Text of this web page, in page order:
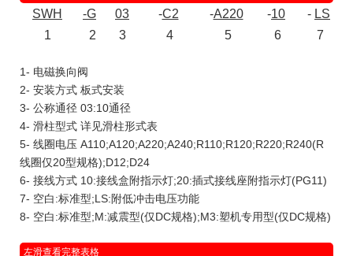
SWH -G 03 -C2 -A220 -10 - LS
1
2 3 4 5 6 7
1- 电磁换向阀
2- 安装方式 板式安装
3- 公称通径 03:10通径
4- 滑柱型式 详见滑柱形式表
5- 线圈电压 A110;A120;A220;A240;R110;R120;R220;R240(R
线圈仅20型规格);D12;D24
6- 接线方式 10:接线盒附指示灯;20:插式接线座附指示灯(PG11)
7- 空白:标准型;LS:附低冲击电压功能
8- 空白:标准型;M:减震型(仅DC规格);M3:塑机专用型(仅DC规格)